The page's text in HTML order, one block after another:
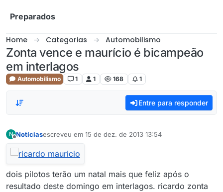
Preparados
Home Categorias Automobilismo
Zonta vence e maurício é bicampeão
em interlagos
Automobilismo 1 1 168 1
Entre para responder
N Notíciasescreveu em 15 de dez. de 2013 13:54
última edição por
dois pilotos terão um natal mais que feliz após o
resultado deste domingo em interlagos. ricardo zonta